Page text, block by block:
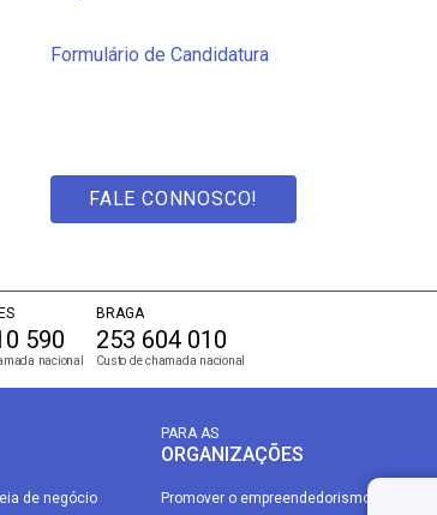
Formulário de Candidatura
FALE CONNOSCO!
590
nacional
BRAGA
253 604 010
Custo de chamada nacional
de negócio
PARA AS
ORGANIZAÇÕES
Promover o empreendedorismo